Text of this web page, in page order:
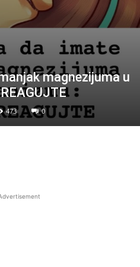
magnezijuma u
473 0